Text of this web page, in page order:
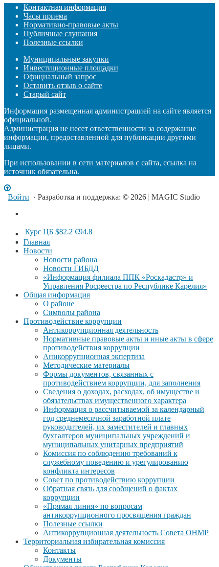
Контактная информация
Часы приема
Нормативно-правовые акты
Публичные слушания
Полезные ссылки
Муниципальные закупки
Инвестиционные площадки
Официальный запрос
Оставить отзыв о сайте
Старый сайт
Информация размещенная администрацией на сайте является
официальной.
Администрация не несет ответственности за содержание
информации, предоставленной для публикации другими
лицами.
При использовании в сети материалов с сайта, ссылка на
источник обязательна.
Войти · Разработка и поддержка: © 2026 | MAGIC Studio
Курс ЦБ $82.2 €94.8
Главная
Новости
Новости района
Новости ГИБДД
«Информация филиала ППК «Роскадастр» и
Управления Росреестра по Республике Карелия»
Общая информация
О районе
Символы района
Противодействие коррупции
Антикоррупционная деятельность
Нормативные правовые акты и иные акты в сфере
противодействия коррупции
Аникоррупционная экпертиза
Методические материалы
Формы документов, связанных с
противодействием коррупции, для заполнения
Сведения о доходах, расходах, об имуществе и
обязательствах имущественного характера
Информация о рассчитываемой за календарный
год среднемесячной заработной плате
руководителей, их заместителей и главных
бухгалтеров муниципальных учреждений и
муниципальных унитарных предприятий
Комиссия по соблюдению требований к
служебному поведению и урегулированию
конфликта интересов
Совет по противодействию коррупции
Обратная связь для сообщений о фактах
коррупции
«Прямая линия» по вопросам
антикоррупционного просвящения граждан
Полезные ссылки
Антикоррупционная деятельность Совета ОНМР
Территориальная избирательная комиссия
Контакты
Документы